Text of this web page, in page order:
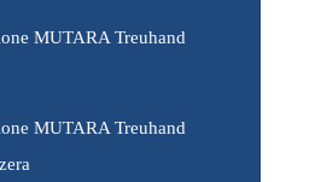
MUTARA Treuhand
MUTARA Treuhand